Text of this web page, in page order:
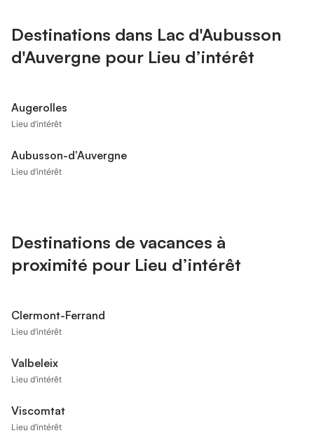
Destinations dans Lac d'Aubusson
d'Auvergne pour Lieu d’intérêt
Augerolles
Lieu d’intérêt
Aubusson-d'Auvergne
Lieu d’intérêt
Destinations de vacances à
proximité pour Lieu d’intérêt
Clermont-Ferrand
Lieu d’intérêt
Valbeleix
Lieu d’intérêt
Viscomtat
Lieu d’intérêt